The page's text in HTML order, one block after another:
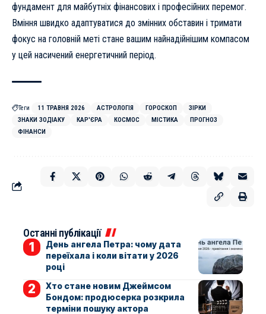
фундамент для майбутніх фінансових і професійних перемог.
Вміння швидко адаптуватися до змінних обставин і тримати
фокус на головній меті стане вашим найнадійнішим компасом
у цей насичений енергетичний період.
Теги 11 ТРАВНЯ 2026 АСТРОЛОГІЯ ГОРОСКОП
ЗІРКИ
ЗНАКИ ЗОДІАКУ
КАР'ЄРА КОСМОС МІСТИКА
ПРОГНОЗ
ФІНАНСИ
Останні публікації
День ангела Петра: чому дата
переїхала і коли вітати у 2026
році
Хто стане новим Джеймсом
Бондом: продюсерка розкрила
терміни пошуку актора